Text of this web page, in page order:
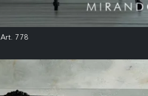
Art. 778